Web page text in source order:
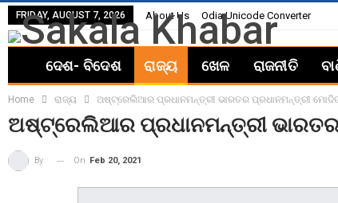
FRIDAY, AUGUST 7, 2026 About Us Odia Unicode Converter
ଦେଶ- ବିଦେଶ ରାଜ୍ୟ ଖେଳ ରାଜନୀତି
Home ରାଜ୍ୟ ଅଷ୍ଟ୍ରେଲିଆର ପ୍ରଧାନମନ୍ତ୍ରୀ ଭାରତର ପ୍ରଧାନମନ୍ତ୍ରୀ
ଅଷ୍ଟ୍ରେଲିଆର ପ୍ରଧାନମନ୍ତ୍ରୀ
By On Feb 20, 2021